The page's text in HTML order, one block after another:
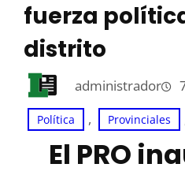
fuerza
distrito
administrador
Política , Provinciales
El PRO